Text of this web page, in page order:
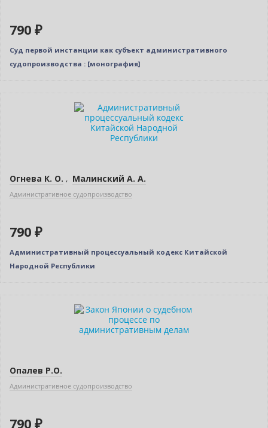
790 ₽
Суд первой инстанции как субъект административного
судопроизводства : [монография]
Огнева К. О. , Малинский А. А.
Административное судопроизводство
790 ₽
Административный процессуальный кодекс Китайской
Народной Республики
Опалев Р.О.
Административное судопроизводство
790 ₽